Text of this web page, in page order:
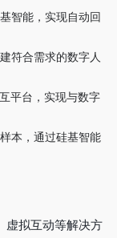
智能，实现自动回
符合需求的数字人
平台，实现与数字
本，通过硅基智能
虚拟互动等解决方